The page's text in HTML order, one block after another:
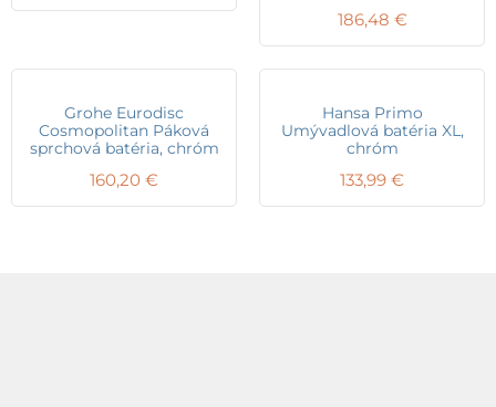
186,48 €
Grohe Eurodisc
Cosmopolitan Páková
sprchová batéria, chróm
160,20 €
Hansa Primo
Umývadlová batéria XL,
chróm
133,99 €